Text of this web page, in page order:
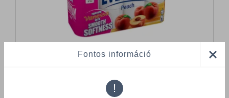
Fontos információ
!